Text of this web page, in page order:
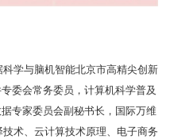
学与脑机智能北京市高精尖创新
委会常务委员，计算机科学普及
专家委员会副秘书长，国际万维
术、云计算技术原理、电子商务